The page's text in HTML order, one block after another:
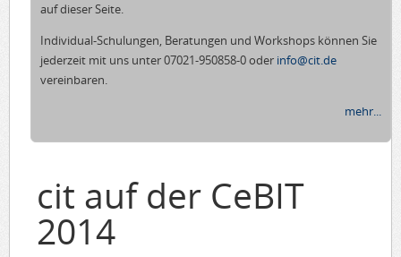
auf dieser Seite.
Individual-Schulungen, Beratungen und Workshops können Sie
jederzeit mit uns unter 07021-950858-0 oder info@cit.de
vereinbaren.
mehr...
cit auf der CeBIT
2014